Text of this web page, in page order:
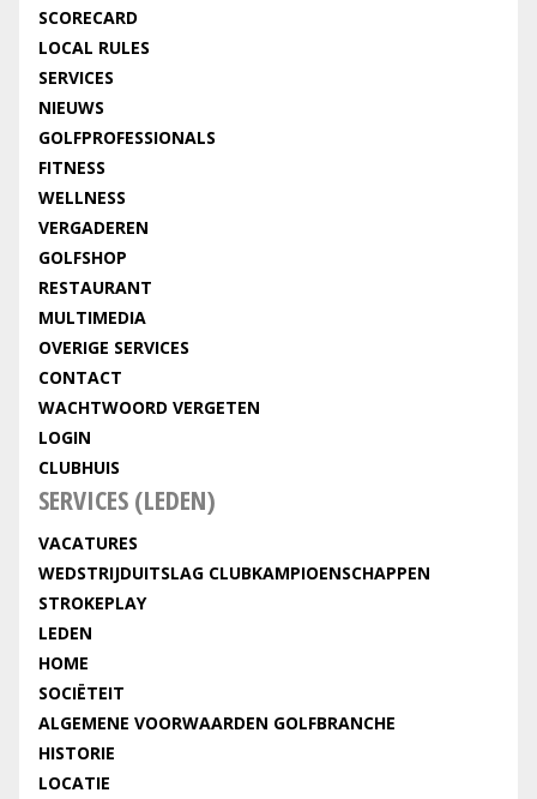
SCORECARD
LOCAL RULES
SERVICES
NIEUWS
GOLFPROFESSIONALS
FITNESS
WELLNESS
VERGADEREN
GOLFSHOP
RESTAURANT
MULTIMEDIA
OVERIGE SERVICES
CONTACT
WACHTWOORD VERGETEN
LOGIN
CLUBHUIS
SERVICES (LEDEN)
VACATURES
WEDSTRIJDUITSLAG CLUBKAMPIOENSCHAPPEN
STROKEPLAY
LEDEN
HOME
SOCIËTEIT
ALGEMENE VOORWAARDEN GOLFBRANCHE
HISTORIE
LOCATIE